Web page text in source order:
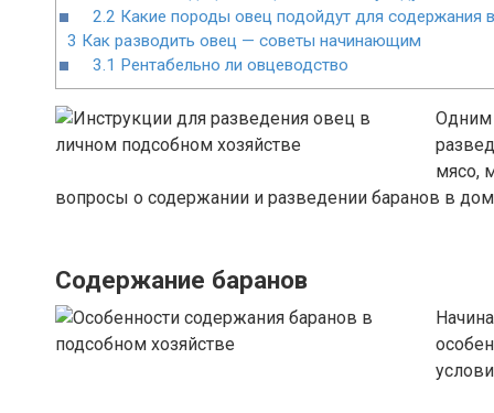
2.2 Какие породы овец подойдут для содержания
3 Как разводить овец — советы начинающим
3.1 Рентабельно ли овцеводство
Одним
мясо,
вопросы о содержании и разведении баранов в
Содержание баранов